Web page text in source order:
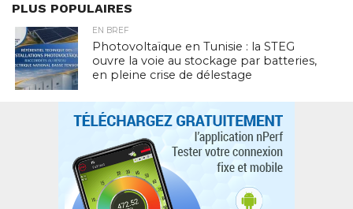
PLUS POPULAIRES
EN BREF
Photovoltaïque en Tunisie : la STEG
ouvre la voie au stockage par batteries,
en pleine crise de délestage